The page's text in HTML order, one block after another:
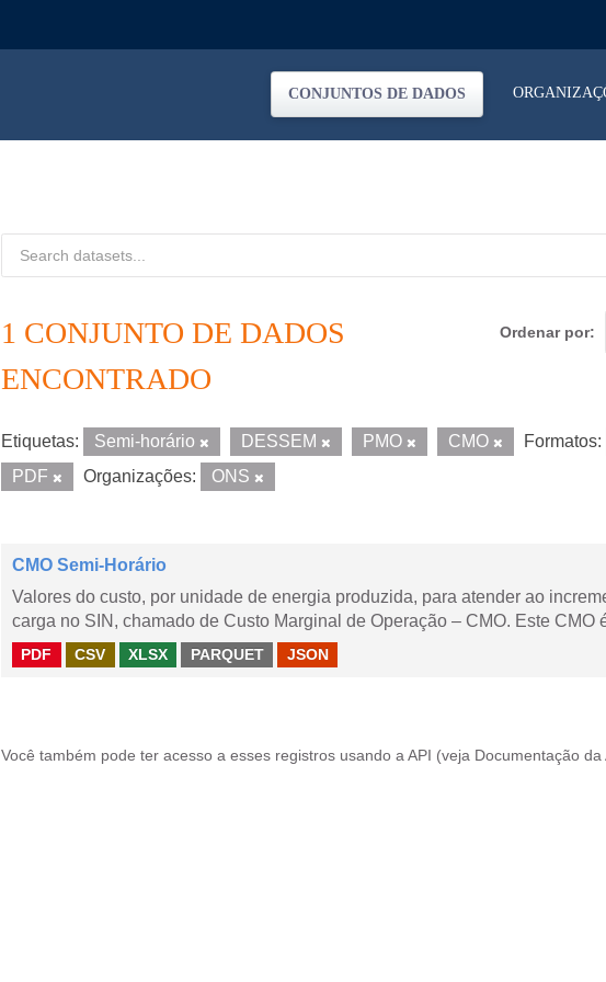
CONJUNTOS DE DADOS
Ordenar por
1 CONJUNTO DE DADOS
ENCONTRADO
Etiquetas: Semi-horário DESSEM PMO CMO Formatos:
PDF
Organizações: ONS
CMO Semi-Horário
Valores do custo, por unidade de energia produzida, para atender ao
carga no SIN, chamado de Custo Marginal de Operação – CMO. Este CMO
PDF CSV XLSX PARQUET JSON
Você também pode ter acesso a esses registros usando a API (veja Documentação da